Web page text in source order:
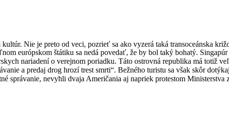
Nie je preto od veci, pozrieť sa ako vyzerá taká transoceánska
európskom štátiku sa nedá povedať, že by bol taký bohatý.
nariadení o verejnom poriadku. Táto ostrovná republika má totiž
a predaj drog hrozí trest smrti“. Bežného turistu sa však skôr
správanie, nevyhli dvaja Američania aj napriek protestom Ministerstva